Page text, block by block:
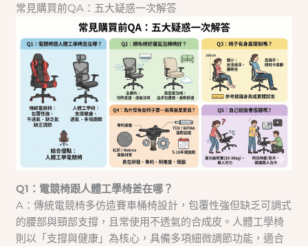
常見購買前QA：五大疑惑一次解答
Q1：電競椅跟人體工學椅差在哪？
A：傳統電競椅多仿造賽車桶椅設計，包覆性強但缺乏可調式
的腰部與頸部支撐，且常使用不透氣的合成皮。人體工學椅
則以「支撐與健康」為核心，具備多項細微調節功能，適合